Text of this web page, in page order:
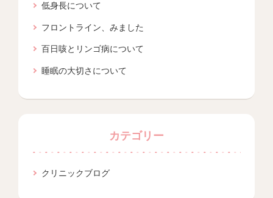
低身長について
フロントライン、みました
百日咳とリンゴ病について
睡眠の大切さについて
カテゴリー
クリニックブログ